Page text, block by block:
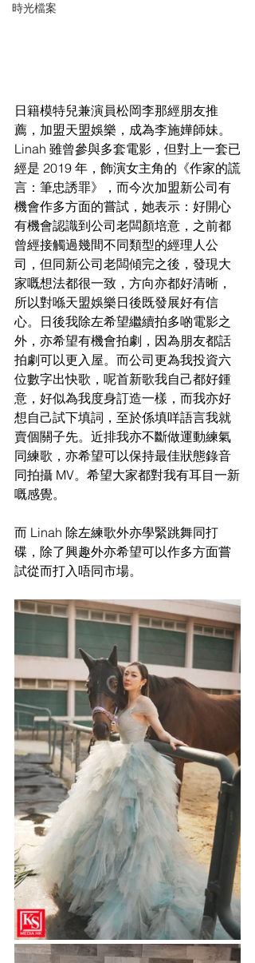
時光檔案
日籍模特兒兼演員松岡李那經朋友推
薦，加盟天盟娛樂，成為李施嬅師妹。
Linah 雖曾參與多套電影，但對上一套已
經是 2019 年，飾演女主角的《作家的謊
言：筆忠誘罪》，而今次加盟新公司有
機會作多方面的嘗試，她表示：好開心
有機會認識到公司老闆顏培意，之前都
曾經接觸過幾間不同類型的經理人公
司，但同新公司老闆傾完之後，發現大
家嘅想法都很一致，方向亦都好清晰，
所以對喺天盟娛樂日後既發展好有信
心。日後我除左希望繼續拍多啲電影之
外，亦希望有機會拍劇，因為朋友都話
拍劇可以更入屋。而公司更為我投資六
位數字出快歌，呢首新歌我自己都好鍾
意，好似為我度身訂造一樣，而我亦好
想自己試下填詞，至於係填咩語言我就
賣個關子先。近排我亦不斷做運動練氣
同練歌，亦希望可以保持最佳狀態錄音
同拍攝 MV。希望大家都對我有耳目一新
嘅感覺。
而 Linah 除左練歌外亦學緊跳舞同打
碟，除了興趣外亦希望可以作多方面嘗
試從而打入唔同市場。